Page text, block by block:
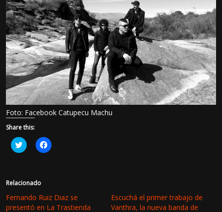
Foto: Facebook Catupecu Machu
Share this:
H
a
c
a
r
a
H
a
a
r
a
Relacionado
Fernando Ruiz Diaz se
presentó en La Trastienda
Escuchá el primer trabajo de
Vanthra, la nueva banda de